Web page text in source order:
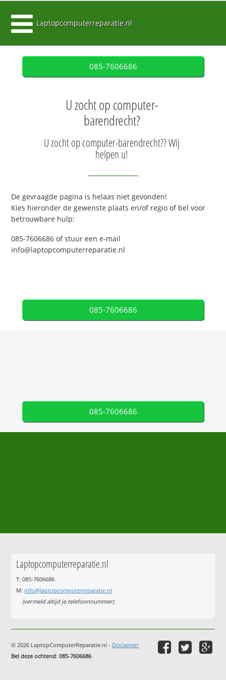
Laptopcomputerreparatie.nl
085-7606686
U zocht op computer-
barendrecht?
U zocht op computer-barendrecht?? Wij
helpen u!
De gevraagde pagina is helaas niet gevonden!
Kies hieronder de gewenste plaats en/of regio of bel voor
betrouwbare hulp:
085-7606686 of stuur een e-mail
info@laptopcomputerreparatie.nl
085-7606686
085-7606686
Laptopcomputerreparatie.nl
T: 085-7606686
M: info@laptopcomputerreparatie.nl
(vermeld altijd je telefoonnummer)
© 2026 LaptopComputerReparatie.nl - Disclaimer
Bel deze ochtend:085-7606686